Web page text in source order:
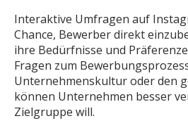
Interaktive Umfragen auf
Chance, Bewerber direkt
ihre Bedürfnisse und
Fragen zum
Unternehmenskultur oder den
können Unternehmen besser
Zielgruppe will.